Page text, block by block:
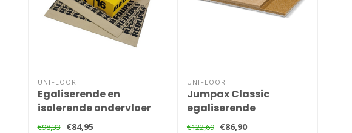
UNIFLOOR
Egaliserende en
isolerende ondervloer
€98,33 €84,95
UNIFLOOR
Jumpax Classic
egaliserende
ondervloer
€122,69 €86,90